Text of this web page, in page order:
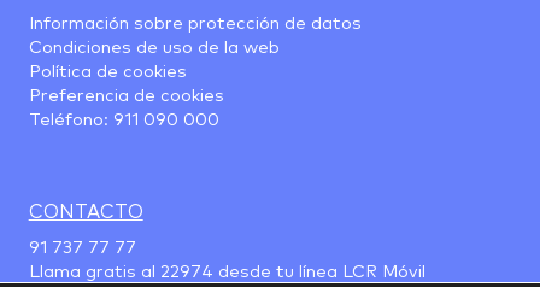
Información sobre protección de datos
Condiciones de uso de la web
Política de cookies
Preferencia de cookies
Teléfono: 911 090 000
CONTACTO
91 737 77 77
Llama gratis al 22974 desde tu línea LCR Móvil